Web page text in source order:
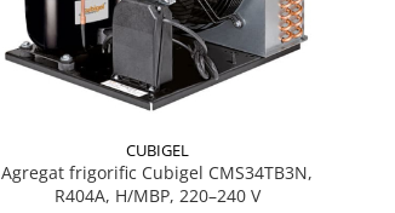
CUBIGEL
Agregat frigorific Cubigel CMS34TB3N,
R404A, H/MBP, 220–240 V